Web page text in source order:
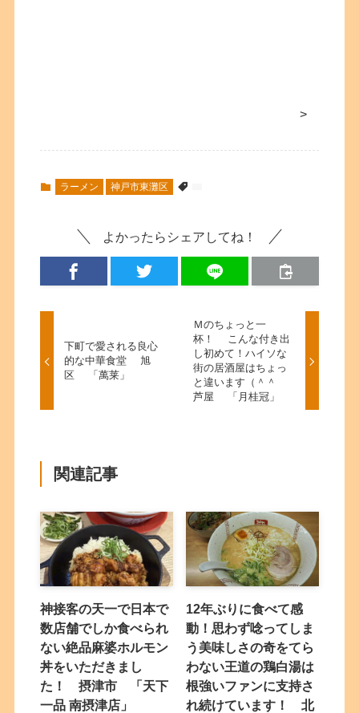
>
ラーメン 神戸市東灘区
よかったらシェアしてね！
下町で愛される良心
的な中華食堂 旭
区 「萬莱」
Ｍのちょっと一
杯！ こんな付き出
し初めて！ハイソな
街の居酒屋はちょっ
と違います（＾＾
芦屋 「月桂冠」
関連記事
神接客の天一で日本で
数店舗でしか食べられ
ない絶品麻婆ホルモン
丼をいただきまし
た！ 摂津市 「天下
一品 南摂津店」
12年ぶりに食べて感
動！思わず唸ってしま
う美味しさの奇をてら
わない王道の鶏白湯は
根強いファンに支持さ
れ続けています！ 北